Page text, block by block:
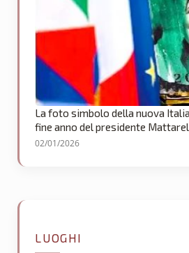
La foto simbolo della nuova
fine anno del presidente
02/01/2026
LUOGHI